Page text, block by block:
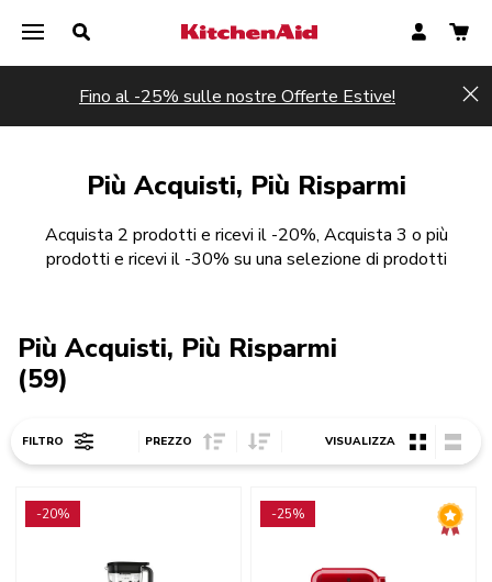
Fino al -25% sulle nostre Offerte Estive!
Più Acquisti, Più Risparmi
Acquista 2 prodotti e ricevi il -20%, Acquista 3 o più
prodotti e ricevi il -30% su una selezione di prodotti
Più Acquisti, Più Risparmi
(59)
FILTRO PREZZO Sort Price ascending
Sort Price descending
VISUALIZZA
-20% -25%